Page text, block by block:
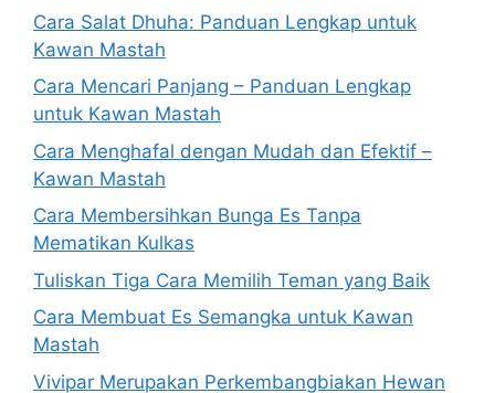
Cara Salat Dhuha: Panduan Lengkap untuk
Kawan Mastah
Cara Mencari Panjang – Panduan Lengkap
untuk Kawan Mastah
Cara Menghafal dengan Mudah dan Efektif –
Kawan Mastah
Cara Membersihkan Bunga Es Tanpa
Mematikan Kulkas
Tuliskan Tiga Cara Memilih Teman yang Baik
Cara Membuat Es Semangka untuk Kawan
Mastah
Vivipar Merupakan Perkembangbiakan Hewan